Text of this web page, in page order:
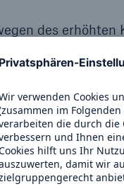
des
Rendite
(14,4) Mrd. €
RoE) lag bei
des